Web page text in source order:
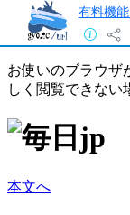
有料機